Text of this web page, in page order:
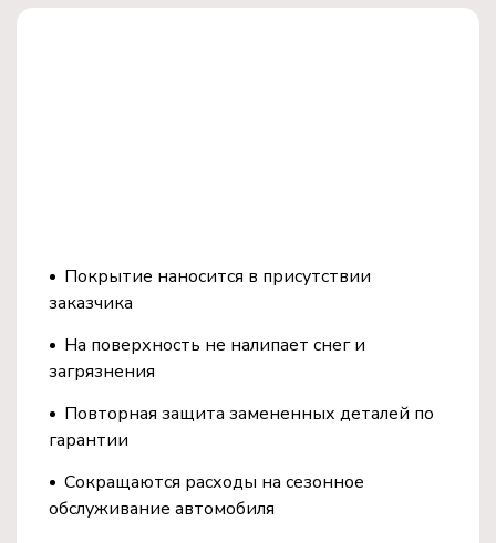
Покрытие наносится в присутствии
заказчика
На поверхность не налипает снег и
загрязнения
Повторная защита замененных деталей по
гарантии
Сокращаются расходы на сезонное
обслуживание автомобиля